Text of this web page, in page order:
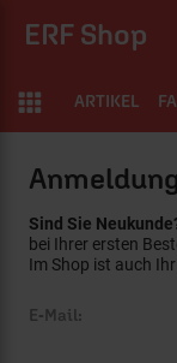
ERF Shop
ARTIKEL
Anmeldung
Sind Sie
bei Ihrer ersten
Im Shop ist auch
E-Mail: